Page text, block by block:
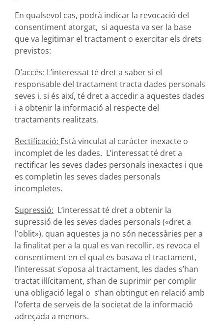
En qualsevol cas, podrà indicar la revocació del
consentiment atorgat, si aquesta va ser la base
que va legitimar el tractament o exercitar els drets
previstos:
D’accés: L’interessat té dret a saber si el
responsable del tractament tracta dades personals
seves i, si és així, té dret a accedir a aquestes dades
i a obtenir la informació al respecte del
tractaments realitzats.
Rectificació: Està vinculat al caràcter inexacte o
incomplet de les dades. L’interessat té dret a
rectificar les seves dades personals inexactes i que
es completin les seves dades personals
incompletes.
Supressió: L’interessat té dret a obtenir la
supressió de les seves dades personals («dret a
l’oblit»), quan aquestes ja no són necessàries per a
la finalitat per a la qual es van recollir, es revoca el
consentiment en el qual es basava el tractament,
l’interessat s’oposa al tractament, les dades s’han
tractat il·lícitament, s’han de suprimir per complir
una obligació legal o s’han obtingut en relació amb
l’oferta de serveis de la societat de la informació
adreçada a menors.